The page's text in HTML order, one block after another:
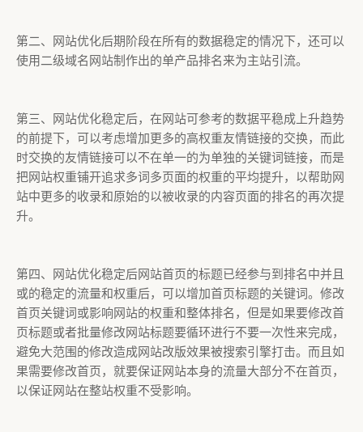
第二、网站优化后期阶段在所有的数据稳定的情况下，还可以
使用二级域名网站制作出的单产品排名来为主站引流。
第三、网站优化稳定后，在网站可参考的数据平稳成上升趋势
的前提下，可以考虑增加更多的高权重友情链接的交换，而此
时交换的友情链接可以不在单一的为单独的关键词链接，而是
把网站权重铺开追求多词多页面的权重的平均提升，以帮助网
站中更多的收录和原始的以被收录的内容页面的排名的再次提
升。
第四、网站优化稳定后网站首页的标题已经参与到排名中并且
或的稳定的流量和权重后，可以增加首页标题的关键词。修改
首页关键词或影响网站的权重和整体排名，但是如果要修改首
页标题或者批量修改网站标题要循环进行不要一次性来完成，
避免大范围的修改造成网站改版效果被搜索引擎打击。而且如
果需要修改首页，就要保证网站本身的流量大部分不在首页，
以保证网站在整站权重不受影响。